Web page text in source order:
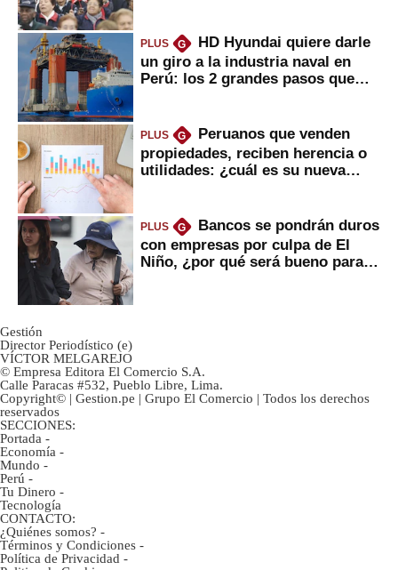
PLUS G
HD Hyundai quiere darle
un giro a la industria naval en
Perú: los 2 grandes pasos que
PLUS G
Peruanos que venden
propiedades, reciben herencia o
utilidades: ¿cuál es su nueva
PLUS G
Bancos se pondrán duros
con empresas por culpa de El
Niño, ¿por qué será bueno para
Gestión
Director Periodístico (e)
VÍCTOR MELGAREJO
© Empresa Editora El Comercio S.A.
Calle Paracas #532, Pueblo Libre, Lima.
Copyright© | Gestion.pe | Grupo El Comercio | Todos los derechos
reservados
SECCIONES:
Portada -
Economía -
Mundo -
Perú -
Tu Dinero -
Tecnología
CONTACTO:
¿Quiénes somos? -
Términos y Condiciones -
Política de Privacidad -